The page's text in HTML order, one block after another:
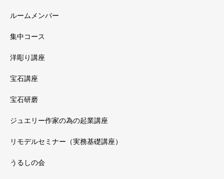
ルームメンバー
集中コース
洋彫り講座
宝石講座
宝石研磨
ジュエリー作家の為の起業講座
リモデルセミナー（実務基礎講座）
うるしの会